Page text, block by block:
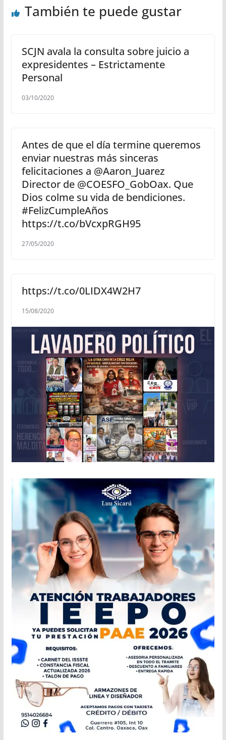
También te puede gustar
SCJN avala la consulta sobre juicio a
expresidentes – Estrictamente
Personal
03/10/2020
Antes de que el día termine queremos
enviar nuestras más sinceras
felicitaciones a @Aaron_Juarez
Director de @COESFO_GobOax. Que
Dios colme su vida de bendiciones.
#FelizCumpleAños
https://t.co/bVcxpRGH95
27/05/2020
https://t.co/0LIDX4W2H7
15/08/2020